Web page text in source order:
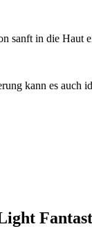
sanft in die Haut
kann es auch